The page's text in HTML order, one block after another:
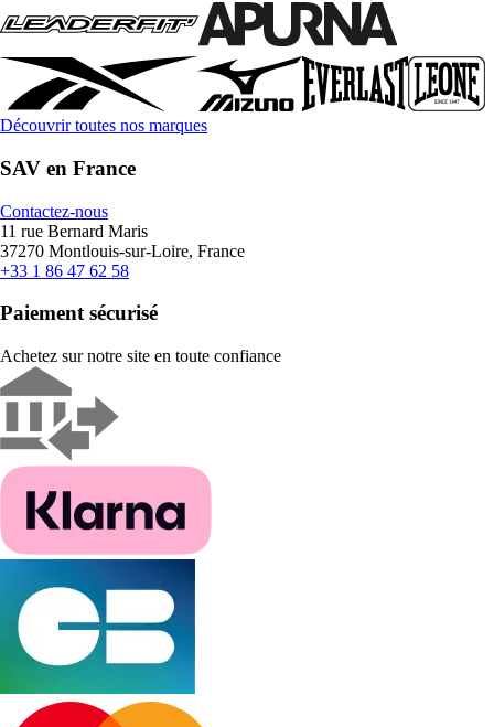
Découvrir toutes nos marques
SAV en France
Contactez-nous
11 rue Bernard Maris
37270 Montlouis-sur-Loire, France
+33 1 86 47 62 58
Paiement sécurisé
Achetez sur notre site en toute confiance